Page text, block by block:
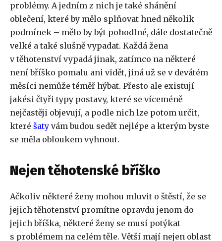
problémy. A jedním z nich je také shánění
oblečení, které by mělo splňovat hned několik
podmínek – mělo by být pohodlné, dále dostatečně
velké a také slušně vypadat. Každá žena
v těhotenství vypadá jinak, zatímco na některé
není bříško pomalu ani vidět, jiná už se v devátém
měsíci nemůže téměř hýbat. Přesto ale existují
jakési čtyři typy postavy, které se víceméně
nejčastěji objevují, a podle nich lze potom určit,
které šaty vám budou sedět nejlépe a kterým byste
se měla obloukem vyhnout.
Nejen těhotenské bříško
Ačkoliv některé ženy mohou mluvit o štěstí, že se
jejich těhotenství promítne opravdu jenom do
jejich bříška, některé ženy se musí potýkat
s problémem na celém těle. Větší mají nejen oblast